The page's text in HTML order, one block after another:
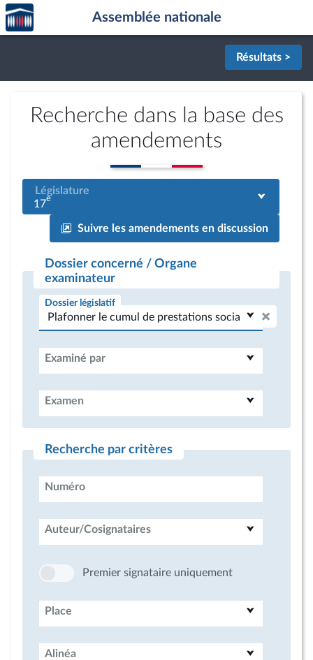
Aller au contenu
Aller en bas de la page
Accèder
à la
page
Assemblée nationale
Résultats >
Recherche dans la base des
amendements
Législature
17e
Suivre les amendements en discussion
Dossier concerné / Organe
examinateur
Dossier législatif
Examiné par
Examen
Recherche par critères
Numéro
Auteur/Cosignataires
Premier signataire uniquement
Place
Alinéa